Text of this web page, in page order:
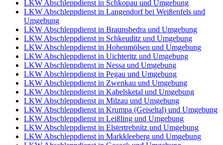
LKW Abschleppdienst in Schkopau und Umgebung
LKW Abschleppdienst in Langendorf bei Weißenfels und
Umgebung
LKW Abschleppdienst in Braunsbedra und Umgebung
LKW Abschleppdienst in Schkeuditz und Umgebung
LKW Abschleppdienst in Hohenmölsen und Umgebung
LKW Abschleppdienst in Uichteritz und Umgebung
LKW Abschleppdienst in Nessa und Umgebung
LKW Abschleppdienst in Pegau und Umgebung
LKW Abschleppdienst in Zwenkau und Umgebung
LKW Abschleppdienst in Kabelsketal und Umgebung
LKW Abschleppdienst in Milzau und Umgebung
LKW Abschleppdienst in Krumpa (Geiseltal) und Umgebung
LKW Abschleppdienst in Leißling und Umgebung
LKW Abschleppdienst in Elstertrebnitz und Umgebung
LKW Abschleppdienst in Markkleeberg und Umgebung